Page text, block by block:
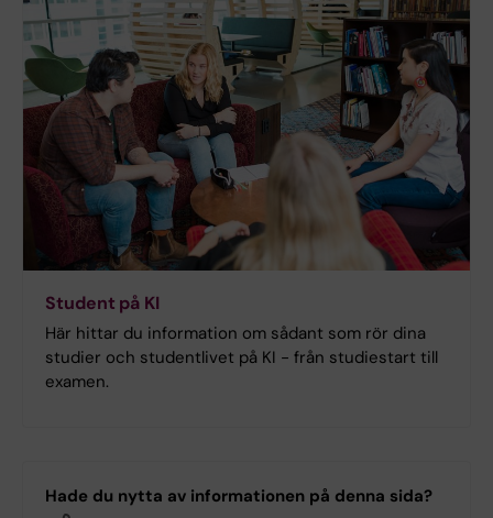
Student på KI
Här hittar du information om sådant som rör dina
studier och studentlivet på KI - från studiestart till
examen.
Hade du nytta av informationen på denna sida?